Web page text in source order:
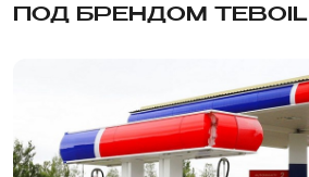
ПОД БРЕНДОМ TEBOIL